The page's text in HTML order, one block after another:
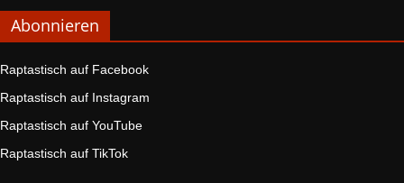
Abonnieren
Raptastisch auf Facebook
Raptastisch auf Instagram
Raptastisch auf YouTube
Raptastisch auf TikTok